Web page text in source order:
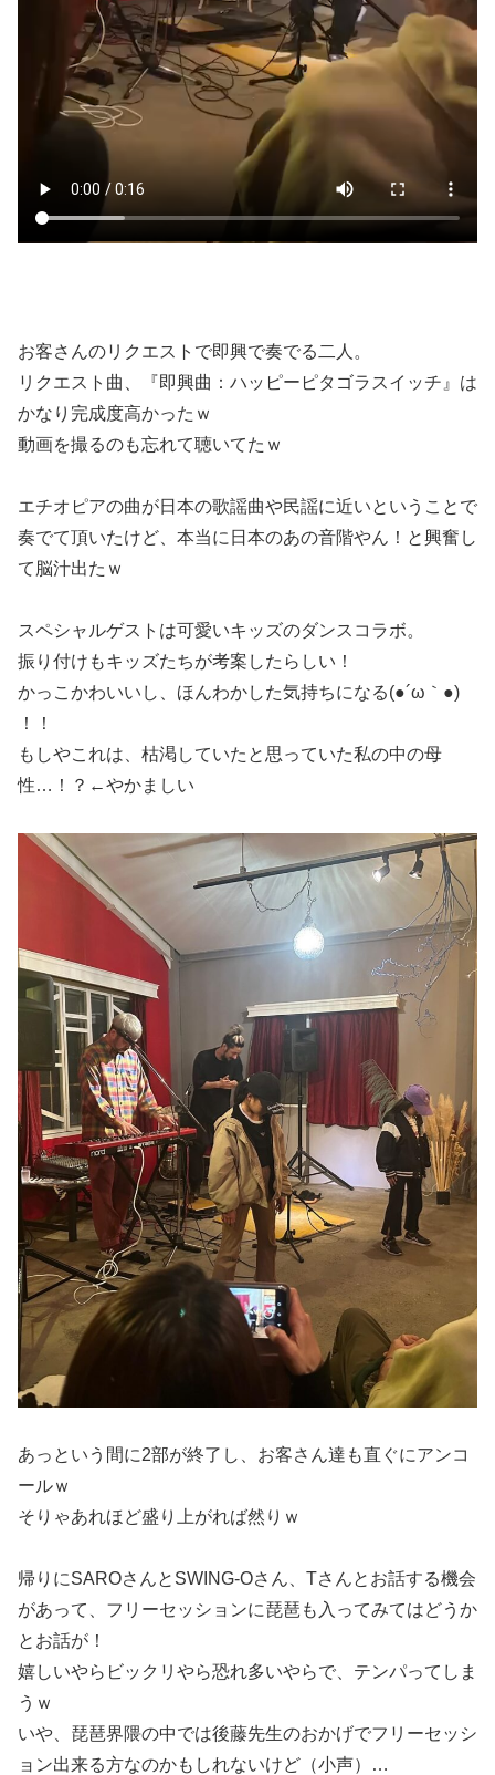
お客さんのリクエストで即興で奏でる二人。
リクエスト曲、『即興曲：ハッピーピタゴラスイッチ』は
かなり完成度高かったｗ
動画を撮るのも忘れて聴いてたｗ
エチオピアの曲が日本の歌謡曲や民謡に近いということで
奏でて頂いたけど、本当に日本のあの音階やん！と興奮し
て脳汁出たｗ
スペシャルゲストは可愛いキッズのダンスコラボ。
振り付けもキッズたちが考案したらしい！
かっこかわいいし、ほんわかした気持ちになる(●´ω｀●)
！！
もしやこれは、枯渇していたと思っていた私の中の母
性…！？←やかましい
あっという間に2部が終了し、お客さん達も直ぐにアンコ
ールｗ
そりゃあれほど盛り上がれば然りｗ
帰りにSAROさんとSWING-Oさん、Tさんとお話する機会
があって、フリーセッションに琵琶も入ってみてはどうか
とお話が！
嬉しいやらビックリやら恐れ多いやらで、テンパってしま
うｗ
いや、琵琶界隈の中では後藤先生のおかげでフリーセッシ
ョン出来る方なのかもしれないけど（小声）…